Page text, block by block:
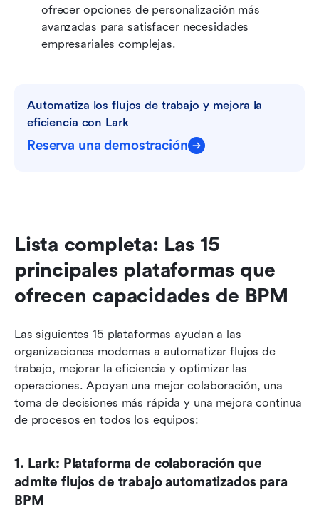
ofrecer opciones de personalización más
avanzadas para satisfacer necesidades
empresariales complejas.
Automatiza los flujos de trabajo y mejora la
eficiencia con Lark
Reserva una demostración
Lista completa: Las 15
principales plataformas que
ofrecen capacidades de BPM
Las siguientes 15 plataformas ayudan a las
organizaciones modernas a automatizar flujos de
trabajo, mejorar la eficiencia y optimizar las
operaciones. Apoyan una mejor colaboración, una
toma de decisiones más rápida y una mejora continua
de procesos en todos los equipos:
1. Lark: Plataforma de colaboración que
admite flujos de trabajo automatizados para
BPM